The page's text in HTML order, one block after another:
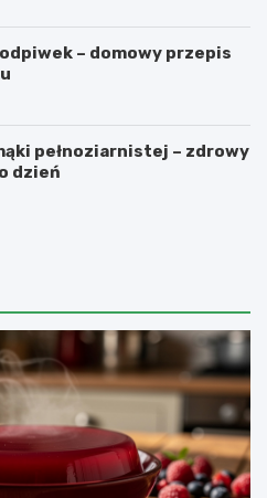
– domowy przepis
pełnoziarnistej – zdrowy
dzień